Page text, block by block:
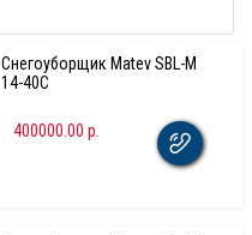
Снегоуборщик Matev SBL-M
14-40C
400000.00 р.